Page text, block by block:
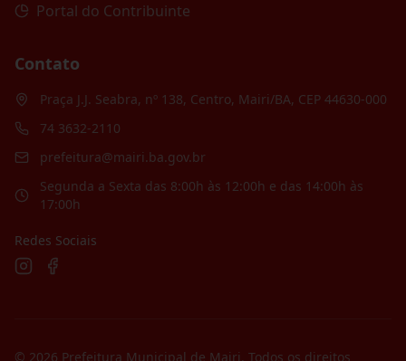
Portal do Contribuinte
Contato
Praça J.J. Seabra, nº 138, Centro, Mairi/BA, CEP 44630-000
74 3632-2110
prefeitura@mairi.ba.gov.br
Segunda a Sexta das 8:00h às 12:00h e das 14:00h às
17:00h
Redes Sociais
© 2026 Prefeitura Municipal de Mairi. Todos os direitos